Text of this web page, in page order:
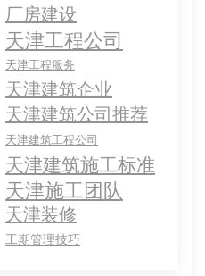
厂房建设
天津工程公司
天津工程服务
天津建筑企业
天津建筑公司推荐
天津建筑工程公司
天津建筑施工标准
天津施工团队
天津装修
工期管理技巧